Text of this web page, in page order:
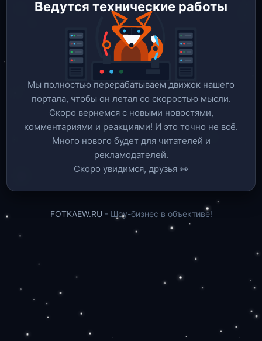
Ведутся технические работы
Мы полностью перерабатываем движок нашего
портала, чтобы он летал со скоростью мысли.
Скоро вернемся c новыми новостями,
комментариями и реакциями! И это точно не всё.
Много нового будет для читателей и
рекламодателей.
Скоро увидимся, друзья 👀
FOTKAEW.RU - Шоу-бизнес в объективе!